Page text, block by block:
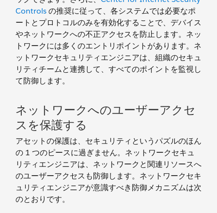
Controlsの推奨に従って、各システムでは必要なポ
ートとプロトコルのみを有効化することで、デバイス
やネットワークへの不正アクセスを防止します。ネッ
トワークには多くのエントリポイントがあります。ネ
ットワークセキュリティエンジニアは、組織のセキュ
リティチームと連携して、すべてのポイントを監視し
て防御します。
ネットワークへのユーザーアクセ
スを保護する
アセットの保護は、セキュリティというパズルのほん
の 1 つのピースに過ぎません。ネットワークセキュ
リティエンジニアは、ネットワークと関連リソースへ
のユーザーアクセスも防御します。ネットワークセキ
ュリティエンジニアが意識すべき防御メカニズムは次
のとおりです。